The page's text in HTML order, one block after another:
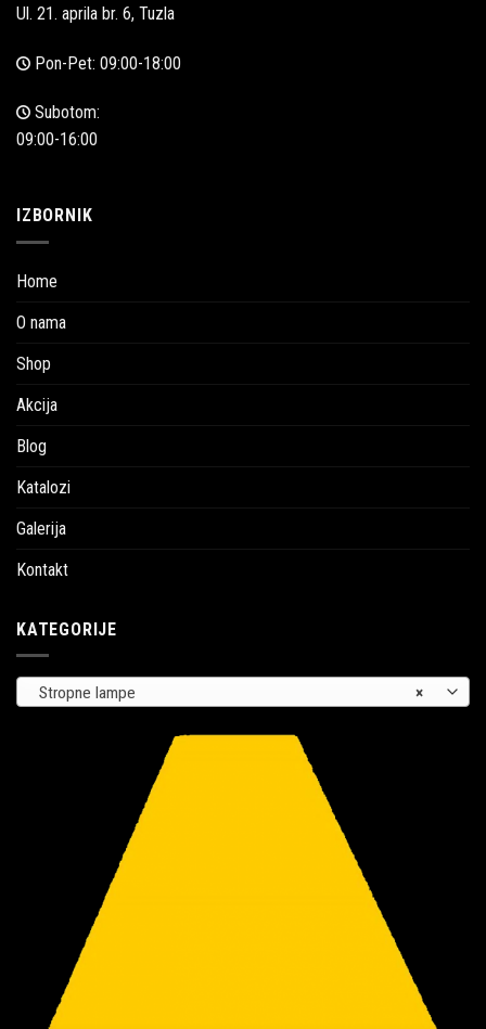
Ul. 21. aprila br. 6, Tuzla
Pon-Pet: 09:00-18:00
Subotom:
09:00-16:00
IZBORNIK
Home
O nama
Shop
Akcija
Blog
Katalozi
Galerija
Kontakt
KATEGORIJE
×
Stropne lampe